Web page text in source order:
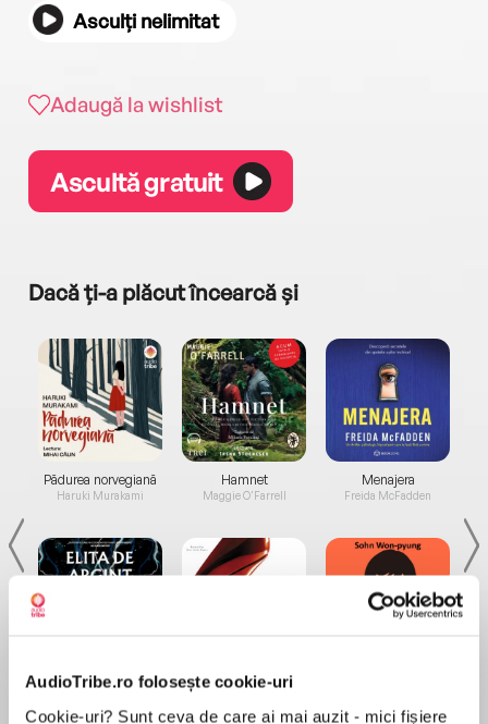
AudioTribe.ro folosește cookie-uri
Cookie-uri? Sunt ceva de care ai mai auzit - mici fișiere
Asculți nelimitat
Adaugă la wishlist
Ascultă gratuit
Dacă ți-a plăcut încearcă și
Pădurea norvegiană
Haruki Murakami
Elita de Argint (Elita
Hamnet
Maggie O'Farrell
Diavolul se îmbracă de
Menajera
Freida McFadden